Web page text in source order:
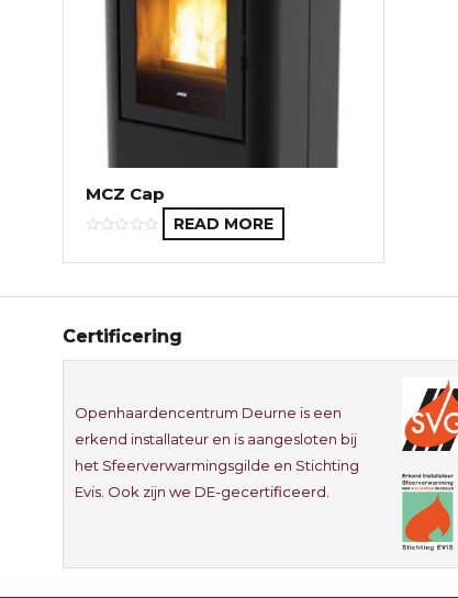
MCZ Cap
READ MORE
Certificering
Openhaardencentrum Deurne is een
erkend installateur en is aangesloten bij
het Sfeerverwarmingsgilde en Stichting
Evis. Ook zijn we DE-gecertificeerd.